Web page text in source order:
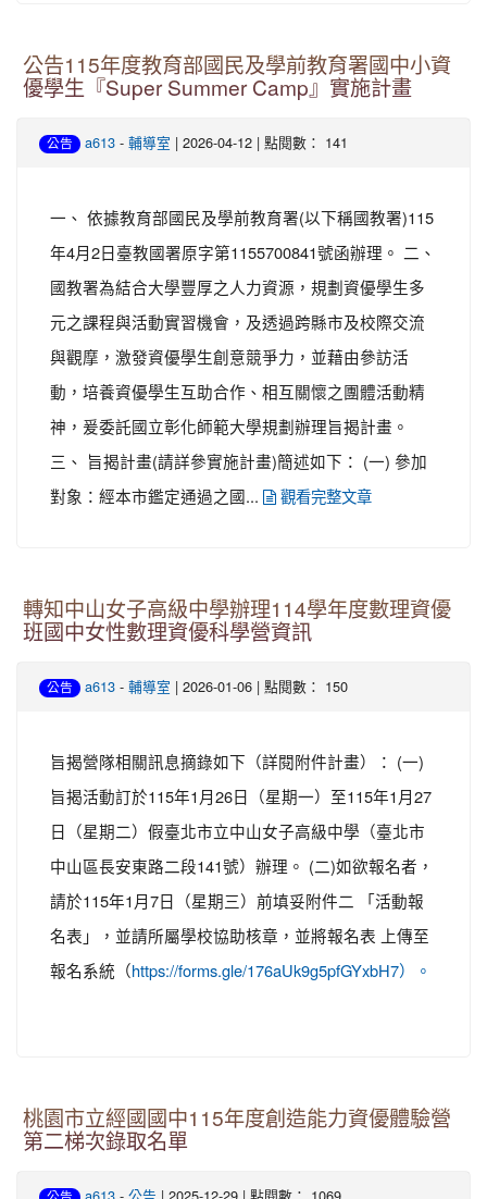
公告115年度教育部國民及學前教育署國中小資
優學生『Super Summer Camp』實施計畫
公告 a613 - 輔導室 | 2026-04-12 | 點閱數： 141
一、 依據教育部國民及學前教育署(以下稱國教署)115
年4月2日臺教國署原字第1155700841號函辦理。 二、
國教署為結合大學豐厚之人力資源，規劃資優學生多
元之課程與活動實習機會，及透過跨縣市及校際交流
與觀摩，激發資優學生創意競爭力，並藉由參訪活
動，培養資優學生互助合作、相互關懷之團體活動精
神，爰委託國立彰化師範大學規劃辦理旨揭計畫。
三、 旨揭計畫(請詳參實施計畫)簡述如下： (一) 參加
對象：經本市鑑定通過之國...
觀看完整文章
轉知中山女子高級中學辦理114學年度數理資優
班國中女性數理資優科學營資訊
公告 a613 - 輔導室 | 2026-01-06 | 點閱數： 150
旨揭營隊相關訊息摘錄如下（詳閱附件計畫）： (一)
旨揭活動訂於115年1月26日（星期一）至115年1月27
日（星期二）假臺北市立中山女子高級中學（臺北市
中山區長安東路二段141號）辦理。 (二)如欲報名者，
請於115年1月7日（星期三）前填妥附件二 「活動報
名表」，並請所屬學校協助核章，並將報名表 上傳至
報名系統（ https://forms.gle/176aUk9g5pfGYxbH7）。
桃園市立經國國中115年度創造能力資優體驗營
第二梯次錄取名單